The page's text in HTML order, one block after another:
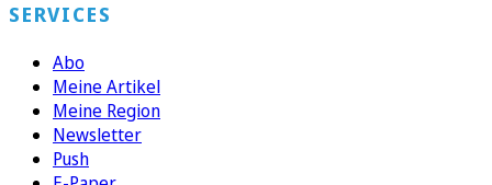
SERVICES
Abo
Meine Artikel
Meine Region
Newsletter
Push